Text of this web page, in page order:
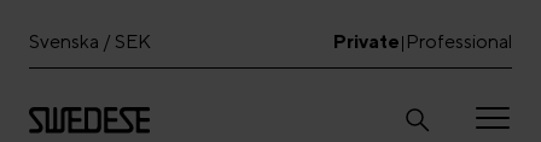
Svenska / SEK Private| Professional